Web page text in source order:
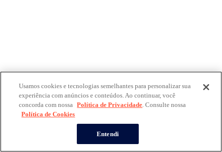
Usamos cookies e tecnologias semelhantes para personalizar sua
experiência com anúncios e conteúdos. Ao continuar, você
concorda com nossa Política de Privacidade. Consulte nossa
Política de Cookies
Entendi